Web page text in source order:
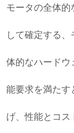
モータの全体
して確定する
体的なハード
能要求を満た
げ、性能とコ